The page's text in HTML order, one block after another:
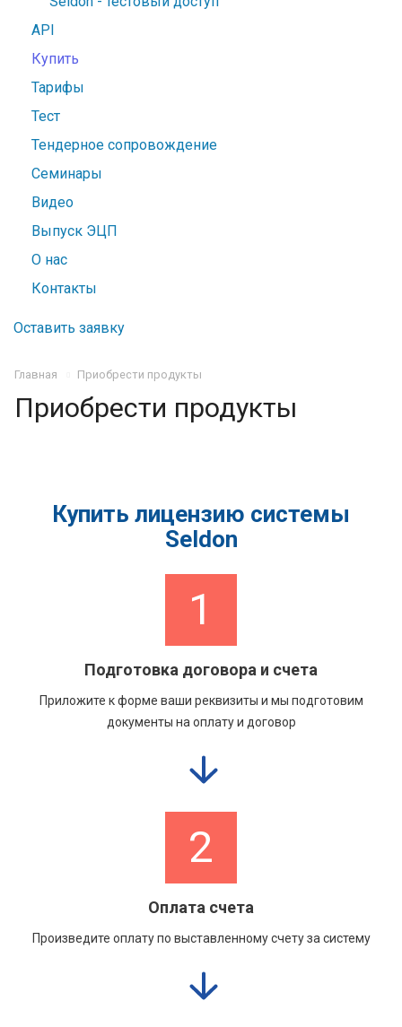
API
Купить
Тарифы
Тест
Тендерное сопровождение
Семинары
Видео
Выпуск ЭЦП
О нас
Контакты
Оставить заявку
Главная Приобрести продукты
Приобрести продукты
Купить лицензию системы
Seldon
1
Подготовка договора и счета
Приложите к форме ваши реквизиты и мы подготовим
документы на оплату и договор
2
Оплата счета
Произведите оплату по выставленному счету за систему